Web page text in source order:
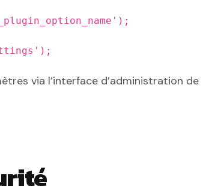
via l’interface d’administration de